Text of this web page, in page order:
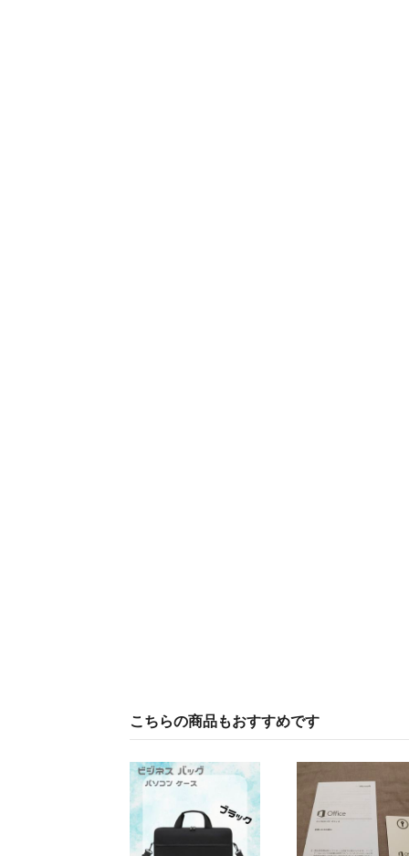
こちらの商品もおすすめです